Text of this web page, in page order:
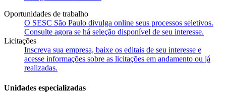
Oportunidades de trabalho
O SESC São Paulo divulga online seus processos seletivos.
Consulte agora se há seleção disponível de seu interesse.
Licitações
Inscreva sua empresa, baixe os editais de seu interesse e
acesse informações sobre as licitações em andamento ou já
realizadas.
Unidades especializadas